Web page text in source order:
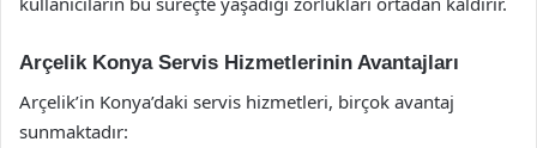
Arçelik Konya Servis Hizmetlerinin Avantajları
Arçelik’in Konya’daki servis hizmetleri, birçok avantaj
sunmaktadır: